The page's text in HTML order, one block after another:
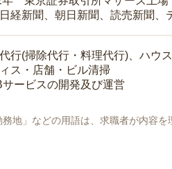
経新聞、朝日新聞、読売新聞
行(掃除代行・料理代行)、ハウ
ス・店舗・ビル清掃
サービスの開発及び運営
地」などの用語は、求職者が内容